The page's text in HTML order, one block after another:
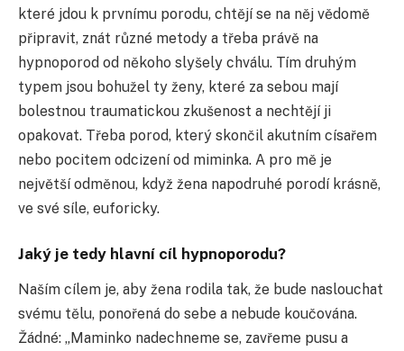
které jdou k prvnímu porodu, chtějí se na něj vědomě
připravit, znát různé metody a třeba právě na
hypnoporod od někoho slyšely chválu. Tím druhým
typem jsou bohužel ty ženy, které za sebou mají
bolestnou traumatickou zkušenost a nechtějí ji
opakovat. Třeba porod, který skončil akutním císařem
nebo pocitem odcizení od miminka. A pro mě je
největší odměnou, když žena napodruhé porodí krásně,
ve své síle, euforicky.
Jaký je tedy hlavní cíl hypnoporodu?
Naším cílem je, aby žena rodila tak, že bude naslouchat
svému tělu, ponořená do sebe a nebude koučována.
Žádné: „Maminko nadechneme se, zavřeme pusu a